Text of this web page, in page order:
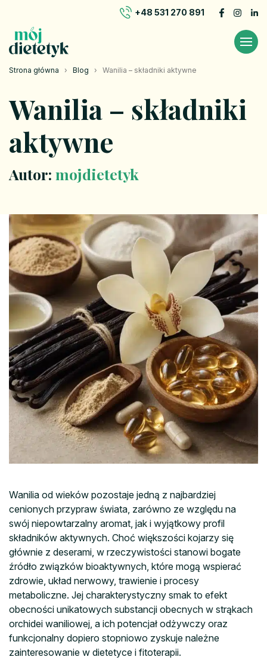
+48 531 270 891
Strona główna › Blog › Wanilia – składniki aktywne
Wanilia – składniki
aktywne
Autor: mojdietetyk
Wanilia od wieków pozostaje jedną z najbardziej
cenionych przypraw świata, zarówno ze względu na
swój niepowtarzalny aromat, jak i wyjątkowy profil
składników aktywnych. Choć większości kojarzy się
głównie z deserami, w rzeczywistości stanowi bogate
źródło związków bioaktywnych, które mogą wspierać
zdrowie, układ nerwowy, trawienie i procesy
metaboliczne. Jej charakterystyczny smak to efekt
obecności unikatowych substancji obecnych w strąkach
orchidei waniliowej, a ich potencjał odżywczy oraz
funkcjonalny dopiero stopniowo zyskuje należne
zainteresowanie w dietetyce i fitoterapii.